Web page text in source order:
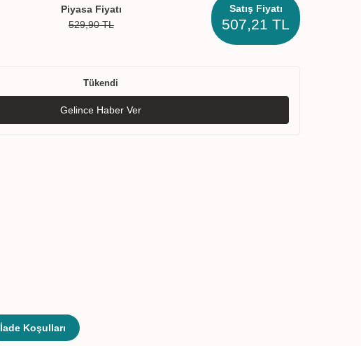
Piyasa Fiyatı
529,90TL
Satış Fiyatı
507,21 TL
Tükendi
Gelince Haber Ver
İade Koşulları